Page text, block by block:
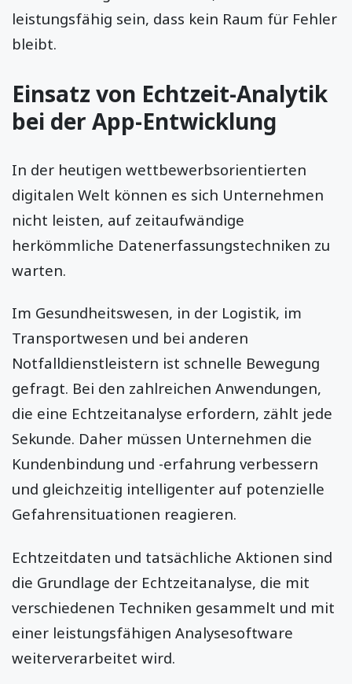
leistungsfähig sein, dass kein Raum für Fehler
bleibt.
Einsatz von Echtzeit-Analytik
bei der App-Entwicklung
In der heutigen wettbewerbsorientierten
digitalen Welt können es sich Unternehmen
nicht leisten, auf zeitaufwändige
herkömmliche Datenerfassungstechniken zu
warten.
Im Gesundheitswesen, in der Logistik, im
Transportwesen und bei anderen
Notfalldienstleistern ist schnelle Bewegung
gefragt. Bei den zahlreichen Anwendungen,
die eine Echtzeitanalyse erfordern, zählt jede
Sekunde. Daher müssen Unternehmen die
Kundenbindung und -erfahrung verbessern
und gleichzeitig intelligenter auf potenzielle
Gefahrensituationen reagieren.
Echtzeitdaten und tatsächliche Aktionen sind
die Grundlage der Echtzeitanalyse, die mit
verschiedenen Techniken gesammelt und mit
einer leistungsfähigen Analysesoftware
weiterverarbeitet wird.